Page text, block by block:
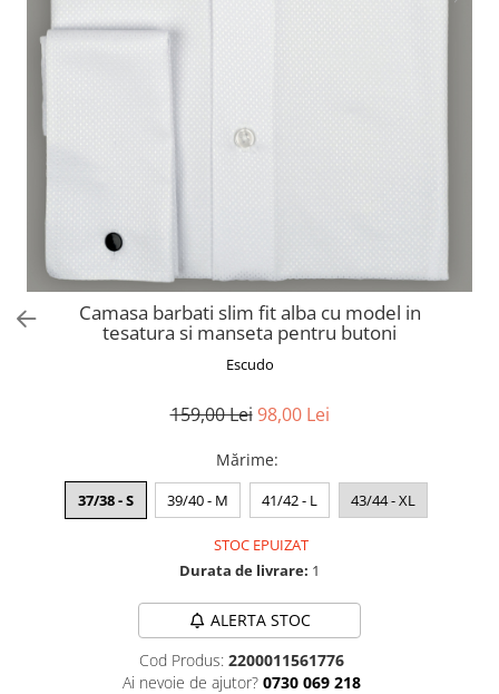
Camasa barbati slim fit alba cu model in
tesatura si manseta pentru butoni
Escudo
159,00 Lei 98,00 Lei
Mărime:
37/38 - S 39/40 - M 41/42 - L 43/44 - XL
STOC EPUIZAT
Durata de livrare: 1
ALERTA STOC
Cod Produs: 2200011561776
Ai nevoie de ajutor? 0730 069 218